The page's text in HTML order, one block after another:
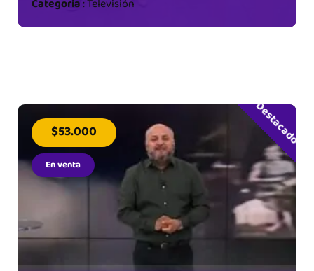
Categoría:Televisión
Destacado
$53.000
En venta